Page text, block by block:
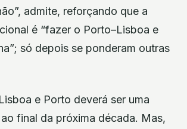
admite, reforçando que a
é “fazer o Porto–Lisboa e
só depois se ponderam outras
e Porto deverá ser uma
final da próxima década. Mas,